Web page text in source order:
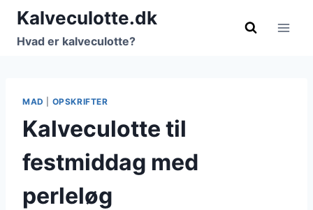
Fortsæt
indhold
Kalveculotte.dk
Hvad er kalveculotte?
MAD OPSKRIFTER
Kalveculotte til
festmiddag med
perleløg